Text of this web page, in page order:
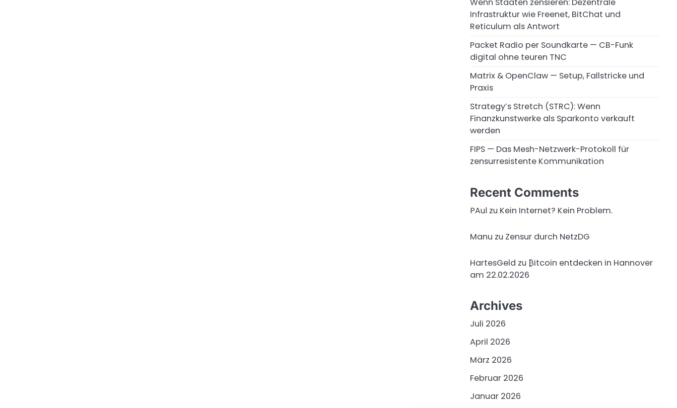
Infrastruktur wie Freenet, BitChat und
Reticulum als Antwort
Packet Radio per Soundkarte — CB-Funk
digital ohne teuren TNC
Matrix & OpenClaw — Setup, Fallstricke und
Praxis
Strategy’s Stretch (STRC): Wenn
Finanzkunstwerke als Sparkonto verkauft
werden
FIPS — Das Mesh-Netzwerk-Protokoll für
zensurresistente Kommunikation
Recent Comments
PAulzu Kein Internet? Kein Problem.
Manu zu Zensur durch NetzDG
HartesGeld zu ₿itcoin entdecken in Hannover
am 22.02.2026
Archives
Juli 2026
April 2026
März 2026
Februar 2026
Januar 2026